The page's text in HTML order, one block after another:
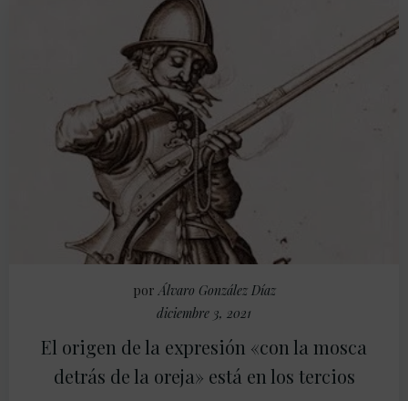
por Álvaro González Díaz
diciembre 3, 2021
El origen de la expresión «con la mosca
detrás de la oreja» está en los tercios